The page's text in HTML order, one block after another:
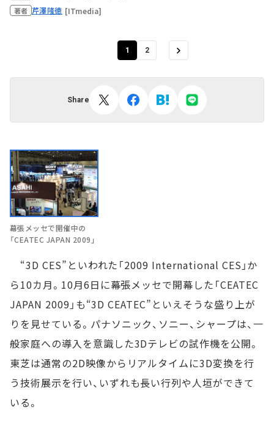
著者 芹澤隆徳 [ITmedia]
1 2
Share
幕張メッセで開催中の
「CEATEC JAPAN 2009」
“3D CES”といわれた「2009 International CES」か
ら10カ月。10月6日に幕張メッセで開幕した「CEATEC
JAPAN 2009」も“3D CEATEC”といえそうな盛り上が
りを見せている。パナソニック、ソニー、シャープは、一
般家庭への導入を意識した3Dテレビの試作機を公開。
東芝は通常の2D映像からリアルタイムに3D変換を行
う技術展示を行い、いずれも長い行列や人垣ができて
いる。